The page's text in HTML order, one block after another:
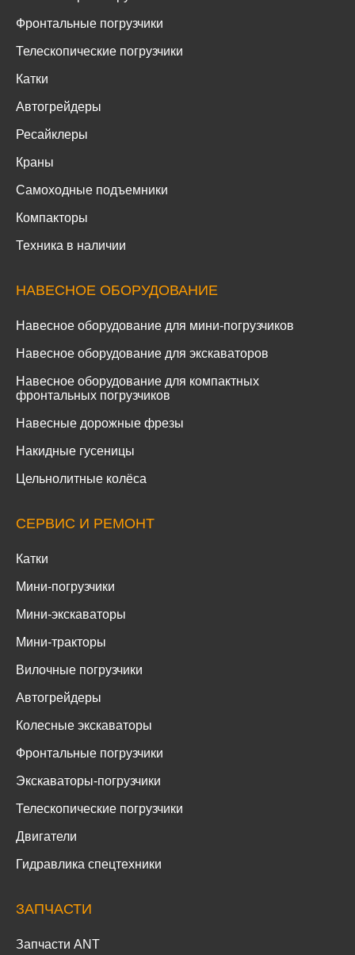
Фронтальные погрузчики
Телескопические погрузчики
Катки
Автогрейдеры
Ресайклеры
Краны
Самоходные подъемники
Компакторы
Техника в наличии
НАВЕСНОЕ ОБОРУДОВАНИЕ
Навесное оборудование для мини-погрузчиков
Навесное оборудование для экскаваторов
Навесное оборудование для компактных
фронтальных погрузчиков
Навесные дорожные фрезы
Накидные гусеницы
Цельнолитные колёса
СЕРВИС И РЕМОНТ
Катки
Мини-погрузчики
Мини-экскаваторы
Мини-тракторы
Вилочные погрузчики
Автогрейдеры
Колесные экскаваторы
Фронтальные погрузчики
Экскаваторы-погрузчики
Телескопические погрузчики
Двигатели
Гидравлика спецтехники
ЗАПЧАСТИ
Запчасти ANT